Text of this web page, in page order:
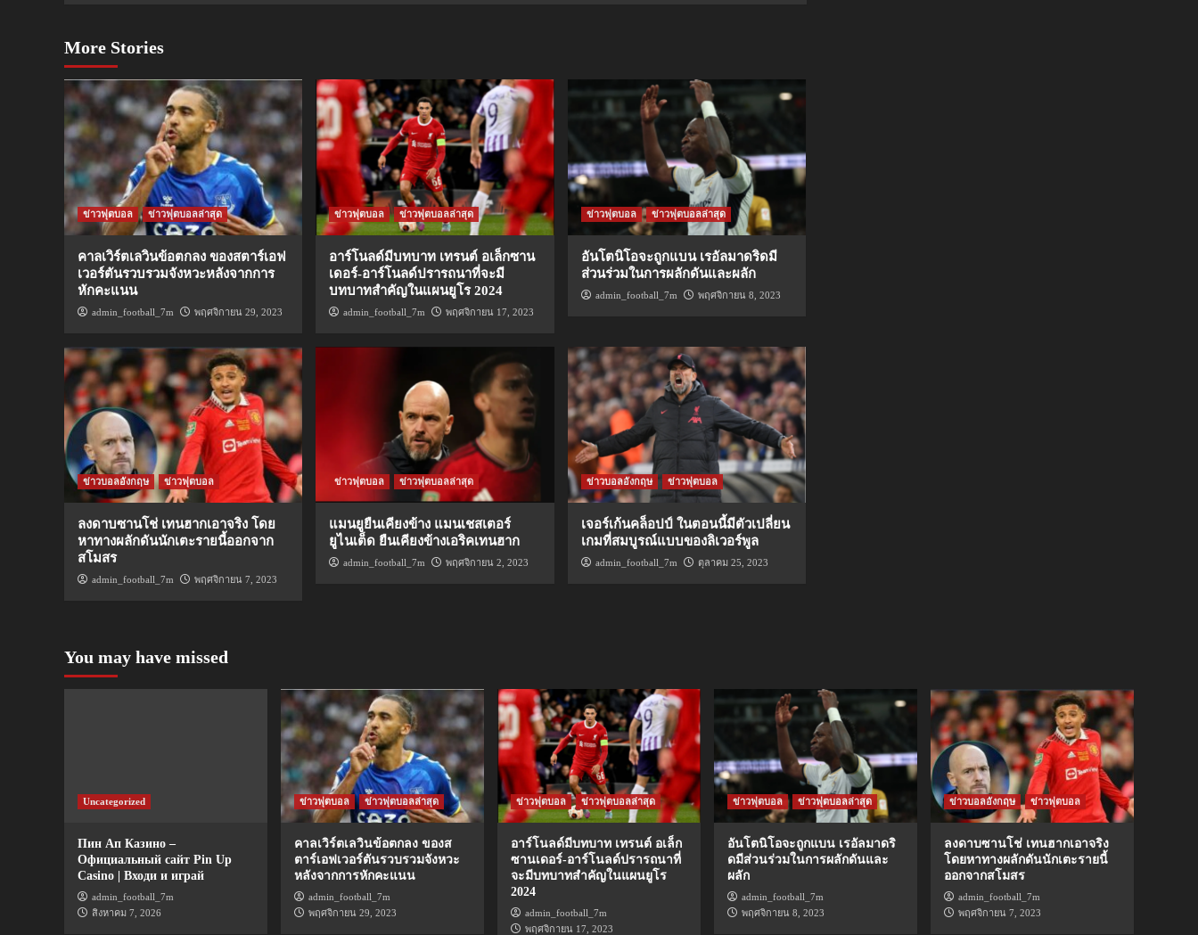
More Stories
ข่าวฟุตบอล ข่าวฟุตบอลล่าสุด
คาลเวิร์ตเลวินข้อตกลง ของสตาร์เอฟ
เวอร์ตันรวบรวมจังหวะหลังจากการ
หักคะแนน
admin_football_7m พฤศจิกายน 29, 2023
ข่าวฟุตบอล ข่าวฟุตบอลล่าสุด
อาร์โนลด์มีบทบาท เทรนต์ อเล็กซาน
เดอร์-อาร์โนลด์ปรารถนาที่จะมี
บทบาทสำคัญในแผนยูโร 2024
admin_football_7m พฤศจิกายน 17, 2023
ข่าวฟุตบอล ข่าวฟุตบอลล่าสุด
อันโตนิโอจะถูกแบน เรอัลมาดริดมี
ส่วนร่วมในการผลักดันและผลัก
admin_football_7m พฤศจิกายน 8, 2023
ข่าวบอลอังกฤษ ข่าวฟุตบอล
ลงดาบซานโช่ เทนฮากเอาจริง โดย
หาทางผลักดันนักเตะรายนี้ออกจาก
สโมสร
admin_football_7m พฤศจิกายน 7, 2023
ข่าวฟุตบอล ข่าวฟุตบอลล่าสุด
แมนยูยืนเคียงข้าง แมนเชสเตอร์
ยูไนเต็ด ยืนเคียงข้างเอริคเทนฮาก
admin_football_7m พฤศจิกายน 2, 2023
ข่าวบอลอังกฤษ ข่าวฟุตบอล
เจอร์เก้นคล็อปป์ ในตอนนี้มีตัวเปลี่ยน
เกมที่สมบูรณ์แบบของลิเวอร์พูล
admin_football_7m ตุลาคม 25, 2023
You may have missed
Uncategorized
Пин Ап Казино –
Официальный сайт Pin Up
Casino | Входи и играй
admin_football_7m
สิงหาคม 7, 2026
ข่าวฟุตบอล ข่าวฟุตบอลล่าสุด
คาลเวิร์ตเลวินข้อตกลง ของส
ตาร์เอฟเวอร์ตันรวบรวมจังหวะ
หลังจากการหักคะแนน
admin_football_7m
พฤศจิกายน 29, 2023
ข่าวฟุตบอล ข่าวฟุตบอลล่าสุด
อาร์โนลด์มีบทบาท เทรนต์ อเล็ก
ซานเดอร์-อาร์โนลด์ปรารถนาที่
จะมีบทบาทสำคัญในแผนยูโร
2024
admin_football_7m
พฤศจิกายน 17, 2023
ข่าวฟุตบอล ข่าวฟุตบอลล่าสุด
อันโตนิโอจะถูกแบน เรอัลมาดริ
ดมีส่วนร่วมในการผลักดันและ
ผลัก
admin_football_7m
พฤศจิกายน 8, 2023
ข่าวบอลอังกฤษ ข่าวฟุตบอล
ลงดาบซานโช่ เทนฮากเอาจริง
โดยหาทางผลักดันนักเตะรายนี้
ออกจากสโมสร
admin_football_7m
พฤศจิกายน 7, 2023